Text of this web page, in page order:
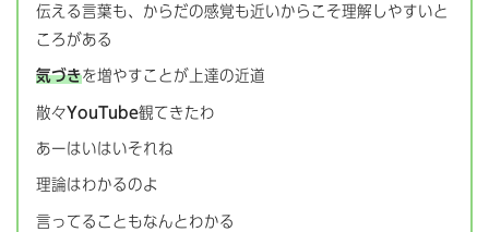
伝える言葉も、からだの感覚も近いからこそ理解しやすいと
ころがある
気づきを増やすことが上達の近道
散々YouTube観てきたわ
あーはいはいそれね
理論はわかるのよ
言ってることもなんとわかる